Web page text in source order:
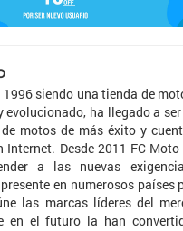
1996 siendo una tienda de
evolucionado, ha llegado a
motos de más éxito y
Desde 2011 FC
a las nuevas
en numerosos países
las marcas líderes del
en el futuro la han